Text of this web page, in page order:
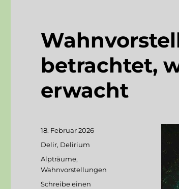
betrachtet,
erwacht
Veröffentlicht
am
18. Februar 2026
Kategorien
Delir, Delirium
Schlagwörter
Alpträume,
Wahnvorstellungen
Schreibe einen